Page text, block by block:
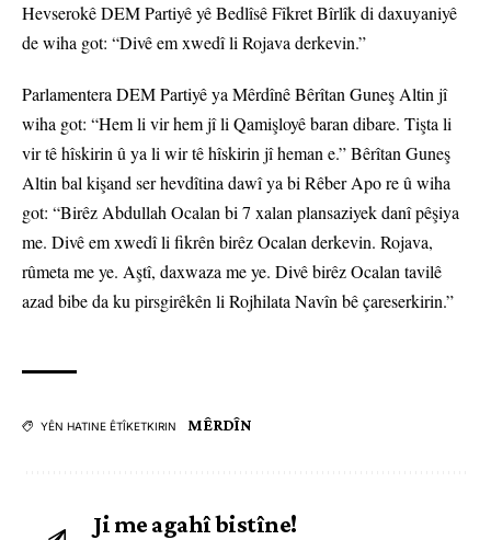
Hevserokê DEM Partiyê yê Bedlîsê Fîkret Bîrlîk di daxuyaniyê
de wiha got: “Divê em xwedî li Rojava derkevin.”
Parlamentera DEM Partiyê ya Mêrdînê Bêrîtan Guneş Altin jî
wiha got: “Hem li vir hem jî li Qamişloyê baran dibare. Tişta li
vir tê hîskirin û ya li wir tê hîskirin jî heman e.” Bêrîtan Guneş
Altin bal kişand ser hevdîtina dawî ya bi Rêber Apo re û wiha
got: “Birêz Abdullah Ocalan bi 7 xalan plansaziyek danî pêşiya
me. Divê em xwedî li fikrên birêz Ocalan derkevin. Rojava,
rûmeta me ye. Aştî, daxwaza me ye. Divê birêz Ocalan tavilê
azad bibe da ku pirsgirêkên li Rojhilata Navîn bê çareserkirin.”
YÊN HATINE ÊTÎKETKIRIN MÊRDÎN
Ji me agahî bistîne!